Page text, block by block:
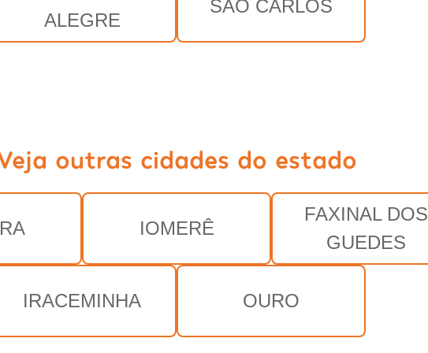
ALEGRE
SÃO CARLOS
outras cidades do estado
IOMERÊ
FAXINAL DOS
GUEDES
IRACEMINHA OURO